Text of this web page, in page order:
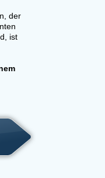
der
ist